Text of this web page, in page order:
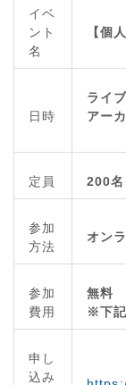
イベ
ント
名
【個
日時
ライ
アー
9
定員 200
参加
方法
オン
参加
費用
無料
※下
申し
込み